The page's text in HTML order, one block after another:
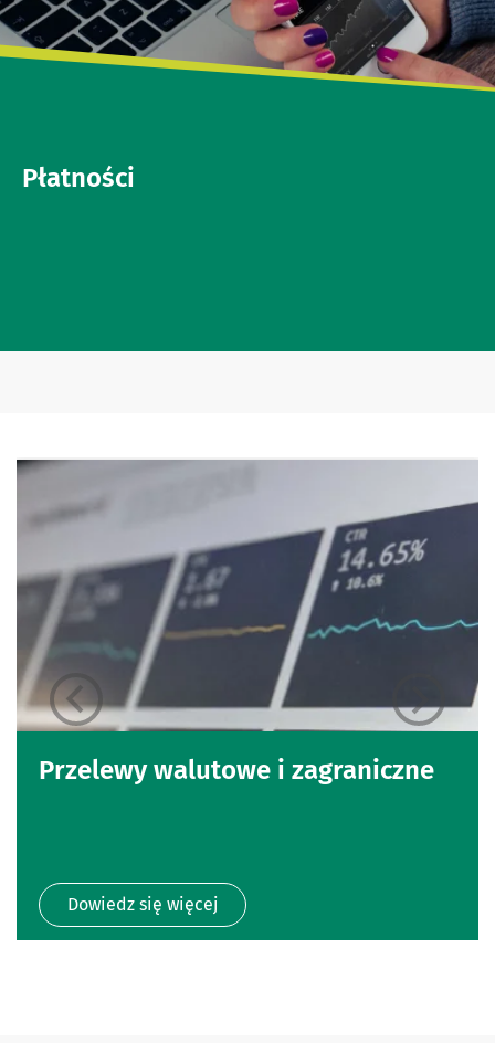
Płatności
Przelewy walutowe i zagraniczne
Dowiedz się więcej